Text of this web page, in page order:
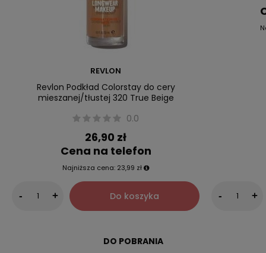
REVLON
Revlon Podkład Colorstay do cery
mieszanej/tłustej 320 True Beige
0.0
26,90 zł
Cena na telefon
Najniższa cena: 23,99 zł
- + Do koszyka - +
DO POBRANIA